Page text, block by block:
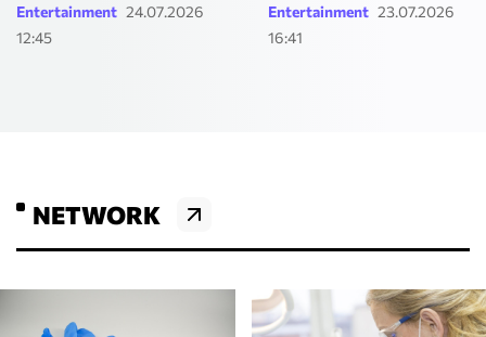
Entertainment 24.07.2026
12:45
Entertainment 23.07.2026
16:41
NETWORK